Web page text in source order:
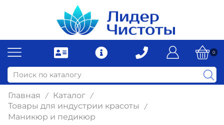
0
Главная / Каталог /
Товары для индустрии красоты /
Маникюр и педикюр